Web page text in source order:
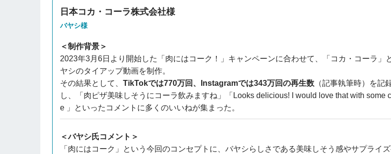
日本コカ・コーラ株式会社様
バヤシ様
＜制作背景＞
2023年3月6日より開始した「肉にはコーク！」キャンペーンに合わせて、「コカ・コーラ」
ヤシのタイアップ動画を制作。
その結果として、 TikTokでは770万回、Instagramでは343万回の再生数（記事執筆時）を記
し、「肉ピザ美味しそうにコーラ飲みますね」「Looks delicious! I would love that with some
e 」といったコメントに多くのいいねが集まった。
＜バヤシ氏コメント＞
「肉にはコーク」という今回のコンセプトに、バヤシらしさである美味しそう感やサプライ